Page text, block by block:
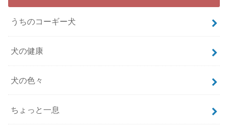
うちのコーギー犬
犬の健康
犬の色々
ちょっと一息